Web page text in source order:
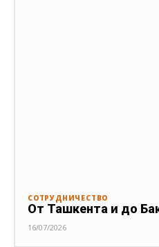
СОТРУДНИЧЕСТВО
От Ташкента и до
16/07/2026